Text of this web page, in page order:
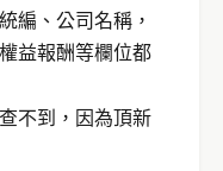
編、公司名稱，
益報酬等欄位都
不到，因為頂新